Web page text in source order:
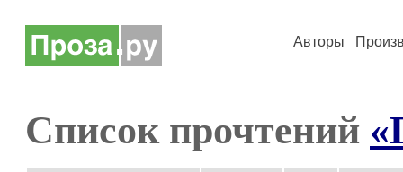
Авторы
Список прочтений